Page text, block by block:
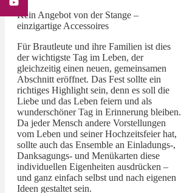
Kein Angebot von der Stange –
einzigartige Accessoires
Für Brautleute und ihre Familien ist dies
der wichtigste Tag im Leben, der
gleichzeitig einen neuen, gemeinsamen
Abschnitt eröffnet. Das Fest sollte ein
richtiges Highlight sein, denn es soll die
Liebe und das Leben feiern und als
wunderschöner Tag in Erinnerung bleiben.
Da jeder Mensch andere Vorstellungen
vom Leben und seiner Hochzeitsfeier hat,
sollte auch das Ensemble an Einladungs-,
Danksagungs- und Menükarten diese
individuellen Eigenheiten ausdrücken –
und ganz einfach selbst und nach eigenen
Ideen gestaltet sein.